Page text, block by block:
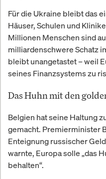
Für die Ukraine bleibt das
Häuser, Schulen und
Millionen Menschen sind
milliardenschwere Schatz
bleibt unangetastet – weil
seines Finanzsystems zu
Das Huhn mit den
Belgien hat seine Haltung
gemacht. Premierminister
Enteignung russischer
warnte, Europa solle „das
behalten“.